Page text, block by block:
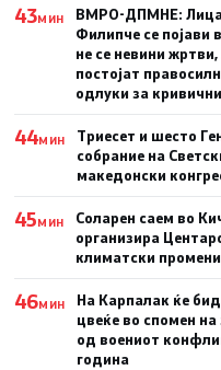
43МИН
ВМРО-ДПМНЕ:
Филипче се појави
не се невини
постојат
одлуки за
44МИН
Триесет и шесто
собрание на
македонски
45МИН
Соларен саем во
организира
климатски промени
46МИН
На Карпалак ќе
цвеќе во спомен на
од воениот
година